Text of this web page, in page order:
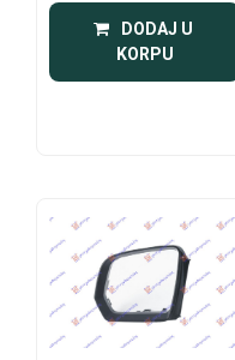
DODAJ U
KORPU